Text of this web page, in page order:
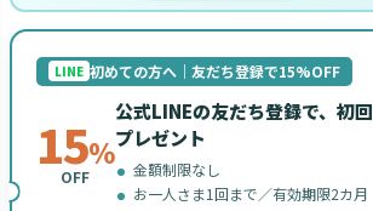
LINE 初めての方へ｜友だち登録で15%OFF
15%
OFF
公式LINEの友だち登録で、初
プレゼント
金額制限なし
お一人さま1回まで／有効期限2カ月